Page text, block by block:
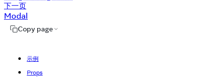
下一页
Modal
Copy page
示例
Props